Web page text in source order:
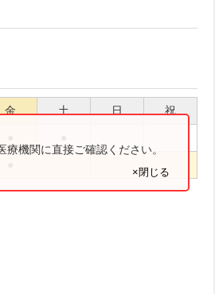
金 土 日 祝
機関に直接ご確認ください。
×閉じる